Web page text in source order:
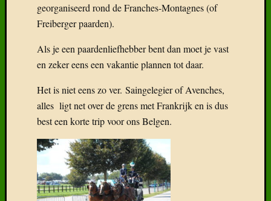
georganiseerd rond de Franches-Montagnes (of
Freiberger paarden).
Als je een paardenliefhebber bent dan moet je vast
en zeker eens een vakantie plannen tot daar.
Het is niet eens zo ver. Saingelegier of Avenches,
alles ligt net over de grens met Frankrijk en is dus
best een korte trip voor ons Belgen.